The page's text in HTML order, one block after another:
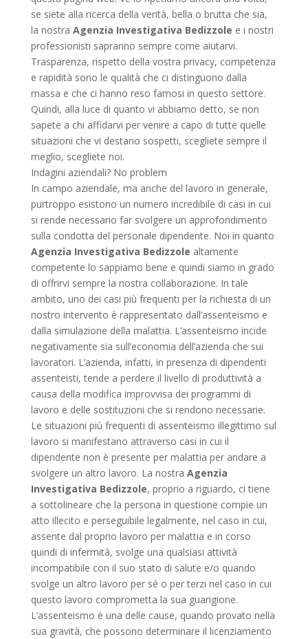
se siete alla ricerca della verità, bella o brutta che sia,
la nostra Agenzia Investigativa Bedizzole e i nostri
professionisti sapranno sempre come aiutarvi.
Trasparenza, rispetto della vostra privacy, competenza
e rapidità sono le qualità che ci distinguono dalla
massa e che ci hanno reso famosi in questo settore.
Quindi, alla luce di quanto vi abbiamo detto, se non
sapete a chi affidarvi per venire a capo di tutte quelle
situazioni che vi destano sospetti, scegliete sempre il
meglio, scegliete noi.
Indagini aziendali? No problem
In campo aziendale, ma anche del lavoro in generale,
purtroppo esistono un numero incredibile di casi in cui
si rende necessario far svolgere un approfondimento
sulla condotta del personale dipendente. Noi in quanto
Agenzia Investigativa Bedizzole altamente
competente lo sappiamo bene e quindi siamo in grado
di offrirvi sempre la nostra collaborazione. In tale
ambito, uno dei casi più frequenti per la richiesta di un
nostro intervento è rappresentato dall’assenteismo e
dalla simulazione della malattia. L’assenteismo incide
negativamente sia sull’economia dell’azienda che sui
lavoratori. L’azienda, infatti, in presenza di dipendenti
assenteisti, tende a perdere il livello di produttività a
causa della modifica improvvisa dei programmi di
lavoro e delle sostituzioni che si rendono necessarie.
Le situazioni più frequenti di assenteismo illegittimo sul
lavoro si manifestano attraverso casi in cui il
dipendente non è presente per malattia per andare a
svolgere un altro lavoro. La nostra Agenzia
Investigativa Bedizzole, proprio a riguardo, ci tiene
a sottolineare che la persona in questione compie un
atto illecito e perseguibile legalmente, nel caso in cui,
assente dal proprio lavoro per malattia e in corso
quindi di infermità, svolge una qualsiasi attività
incompatibile con il suo stato di salute e/o quando
svolge un altro lavoro per sé o per terzi nel caso in cui
questo lavoro comprometta la sua guarigione.
L’assenteismo è una delle cause, quando provato nella
sua gravità, che possono determinare il licenziamento